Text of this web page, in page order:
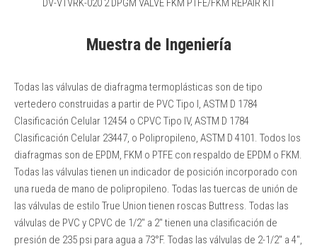
DV-VTVRK-020 2 DPGM VALVE FKM PTFE/FKM REPAIR KIT
Muestra de Ingeniería
Todas las válvulas de diafragma termoplásticas son de tipo
vertedero construidas a partir de PVC Tipo I, ASTM D 1784
Clasificación Celular 12454 o CPVC Tipo IV, ASTM D 1784
Clasificación Celular 23447, o Polipropileno, ASTM D 4101. Todos los
diafragmas son de EPDM, FKM o PTFE con respaldo de EPDM o FKM.
Todas las válvulas tienen un indicador de posición incorporado con
una rueda de mano de polipropileno. Todas las tuercas de unión de
las válvulas de estilo True Union tienen roscas Buttress. Todas las
válvulas de PVC y CPVC de 1/2″ a 2″ tienen una clasificación de
presión de 235 psi para agua a 73°F. Todas las válvulas de 2-1/2″ a 4″,